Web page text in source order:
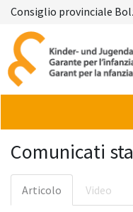
Consiglio provinciale
Comunicati
Articolo Video